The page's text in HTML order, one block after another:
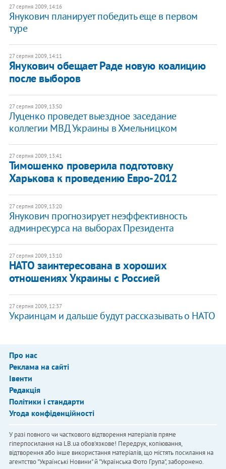
27 серпня 2009, 14:16
Янукович планирует победить еще в первом
туре
27 серпня 2009, 14:11
Янукович обещает Раде новую коалицию
после выборов
27 серпня 2009, 13:50
Луценко проведет выездное заседание
коллегии МВД Украины в Хмельницком
27 серпня 2009, 13:41
Тимошенко проверила подготовку
Харькова к проведению Евро-2012
27 серпня 2009, 13:20
Янукович прогнозирует неэффективность
админресурса на выборах Президента
27 серпня 2009, 13:10
НАТО заинтересована в хороших
отношениях Украины с Россией
27 серпня 2009, 12:37
Украинцам и дальше будут рассказывать о НАТО
Про нас
Реклама на сайті
Івенти
Редакція
Політики і стандарти
Угода конфіденційності
У разі повного чи часткового відтворення матеріалів пряме
гіперпосилання на LB.ua обов'язкове! Передрук, копіювання,
відтворення або інше використання матеріалів, що містять посилання на
агентство "Українськi Новини" й "Українська Фото Група", заборонено.